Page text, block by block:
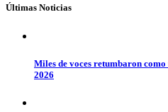
Últimas Noticias
Miles de voces retumbaron
2026